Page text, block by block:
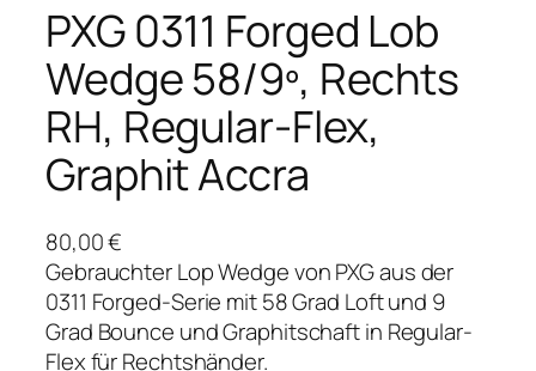
PXG 0311 Forged Lob
Wedge 58/9º, Rechts
RH, Regular-Flex,
Graphit Accra
80,00€
Gebrauchter Lop Wedge von PXG aus der
0311 Forged-Serie mit 58 Grad Loft und 9
Grad Bounce und Graphitschaft in Regular-
Flex für Rechtshänder.